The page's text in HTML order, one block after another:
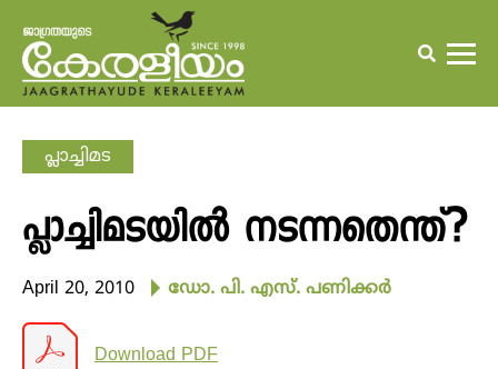
പ്ലാച്ചിമട
പ്ലാച്ചിമടയില്‍ നടന്നതെന്ത്?
April 20, 2010 ഡോ. പി. എസ്. പണിക്കര്‍
Download PDF